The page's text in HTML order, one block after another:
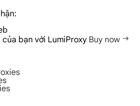
bạn với LumiProxy Buy now